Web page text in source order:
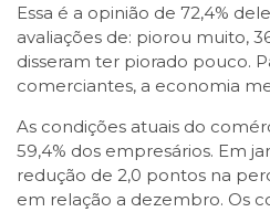
Essa é a opinião de 72,4%
avaliações de: piorou muito,
disseram ter piorado pouco.
comerciantes, a economia
As condições atuais do
59,4% dos empresários. Em
redução de 2,0 pontos na
em relação a dezembro. Os